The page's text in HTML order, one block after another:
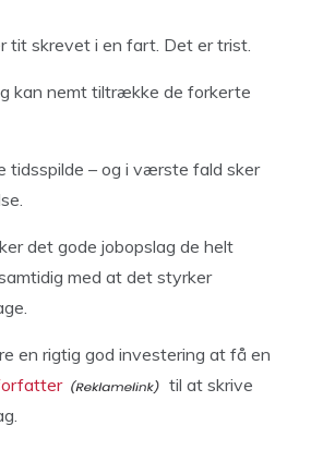
tit skrevet i en fart. Det er trist.
kan nemt tiltrække de forkerte
tidsspilde – og i værste fald sker
det gode jobopslag de helt
med at det styrker
en rigtig god investering at få en
til at skrive